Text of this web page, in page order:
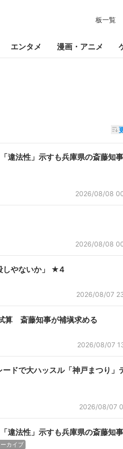
板一覧
エンタメ 漫画・アニメ
違法性」示すも兵庫県の斎藤知
2026/08/08
2026/08/08
しやないか」 ★4
2026/08/07
算 斎藤知事が補塡求める
2026/08/07
ドで大ハッスル「神戸まつり」
2026/08/07
違法性」示すも兵庫県の斎藤知
カイブ